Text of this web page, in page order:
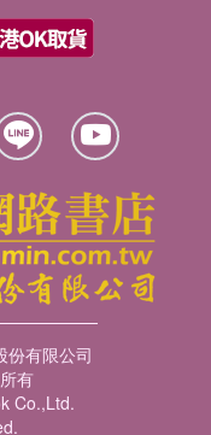
份有限公司
有
Co.,Ltd.